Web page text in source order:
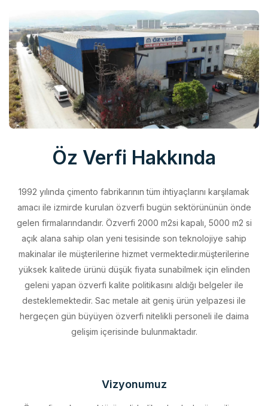
Öz Verfi Hakkında
1992 yılında çimento fabrikarının tüm ihtiyaçlarını karşılamak
gelen firmalarındandır. Özverfi 2000 m2si kapalı, 5000 m2 si
açık alana sahip olan yeni tesisinde son teknolojiye sahip
makinalar ile müşterilerine hizmet vermektedir.müşterilerine
yüksek kalitede ürünü düşük fiyata sunabilmek için elinden
geleni yapan özverfi kalite politikasını aldığı belgeler ile
desteklemektedir. Sac metale ait geniş ürün yelpazesi ile
hergeçen gün büyüyen özverfi nitelikli personeli ile daima
gelişim içerisinde bulunmaktadır.
Özverfi markası sektörüne liderlik eden hızlı,güvenilir ve